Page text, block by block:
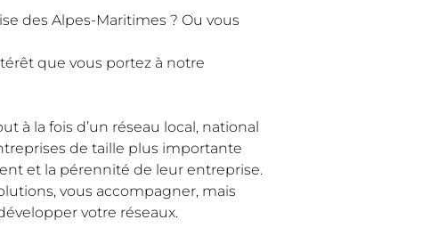
des Alpes-Maritimes ? Ou vous
que vous portez à notre
à la fois d’un réseau local, national
de taille plus importante
et la pérennité de leur entreprise.
vous accompagner, mais
votre réseaux.